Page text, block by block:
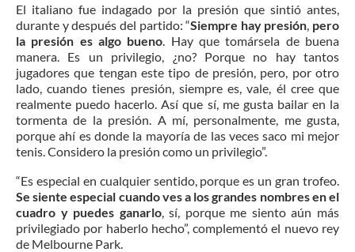
El italiano fue indagado por la presión que sintió antes,
durante y después del partido: “Siempre hay presión pero
la presión es algo bueno . Hay que tomársela de buena
manera. Es un privilegio, ¿no? Porque no hay tantos
jugadores que tengan este tipo de presión, pero, por otro
lado, cuando tienes presión, siempre es, vale, él cree que
realmente puedo hacerlo. Así que sí, me gusta bailar en la
tormenta de la presión. A mí, personalmente, me gusta,
porque ahí es donde la mayoría de las veces saco mi mejor
tenis. Considero la presión como un privilegio”.
“Es especial en cualquier sentido, porque es un gran trofeo.
Se siente especial cuando ves a los grandes nombres en el
cuadro y puedes ganarlo, sí, porque me siento aún más
privilegiado por haberlo hecho”, complementó el nuevo rey
de Melbourne Park.